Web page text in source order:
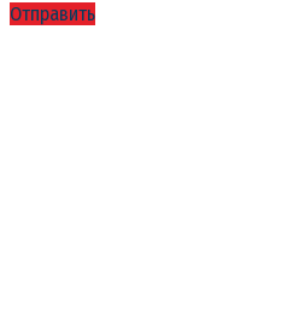
Отправить